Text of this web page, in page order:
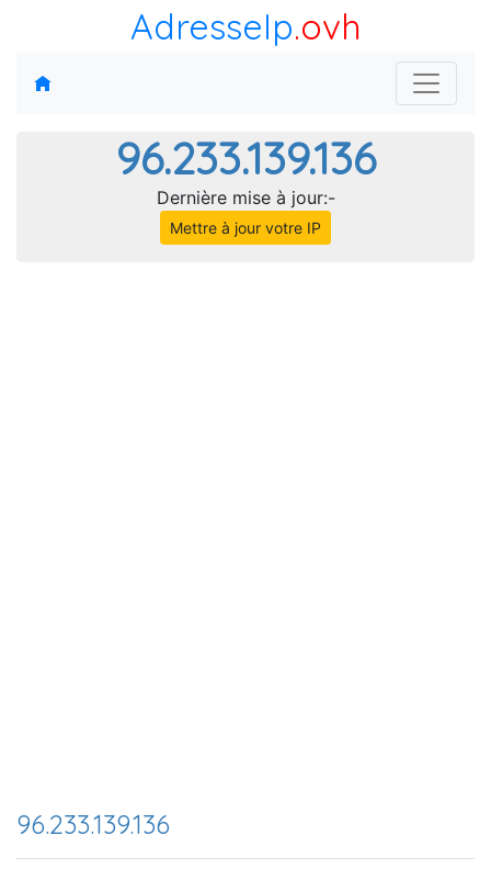
AdresseIp.ovh
96.233.139.136
Dernière mise à jour:-
Mettre à jour votre IP
96.233.139.136